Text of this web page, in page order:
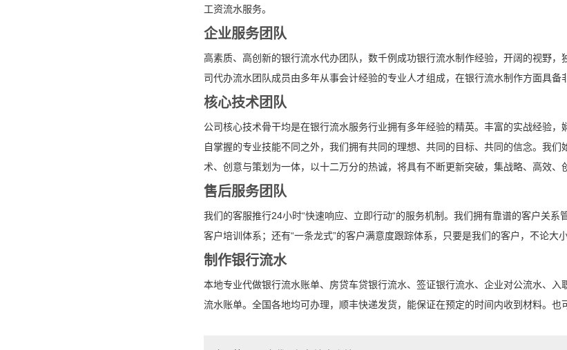
工资流水服务。
企业服务团队
高素质、高创新的银行流水代办团队，数千例成功银行流水制作经验，开阔的视野
司代办流水团队成员由多年从事会计经验的专业人才组成，在银行流水制作方面具备
核心技术团队
公司核心技术骨干均是在银行流水服务行业拥有多年经验的精英。丰富的实战经验
自掌握的专业技能不同之外，我们拥有共同的理想、共同的目标、共同的信念。我
术、创意与策划为一体，以十二万分的热诚，将具有不断更新突破，集战略、高效、
售后服务团队
我们的客服推行24小时“快速响应、立即行动“的服务机制。我们拥有靠谱的客户关
客户培训体系；还有“一条龙式”的客户满意度跟踪体系，只要是我们的客户，不论大
制作银行流水
本地专业代做银行流水账单、房贷车贷银行流水、签证银行流水、企业对公流水、
流水账单。全国各地均可办理，顺丰快递发货，能保证在预定的时间内收到材料。